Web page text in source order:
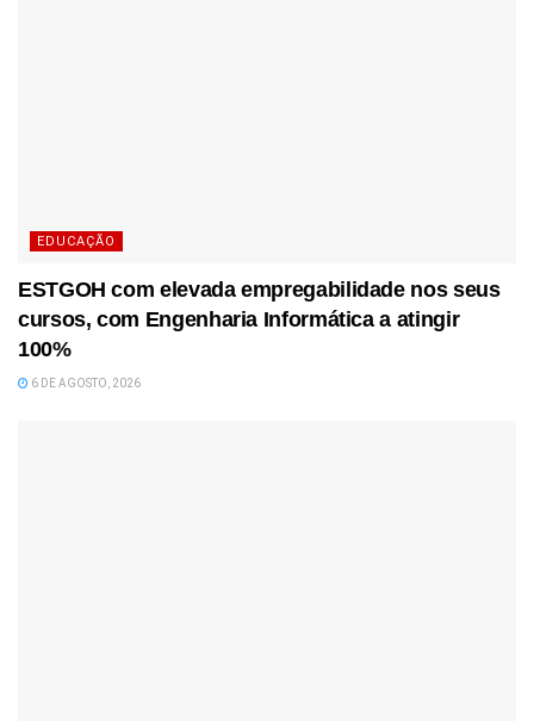
EDUCAÇÃO
ESTGOH com elevada empregabilidade nos seus
cursos, com Engenharia Informática a atingir
100%
6 DE AGOSTO, 2026